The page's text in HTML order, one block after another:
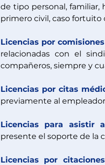
de tipo personal,
primero civil, caso fortuito
Licencias por
relacionadas con el
compañeros, siempre y
Licencias por citas
previamente al
Licencias para asistir
presente el soporte de la
Licencias por